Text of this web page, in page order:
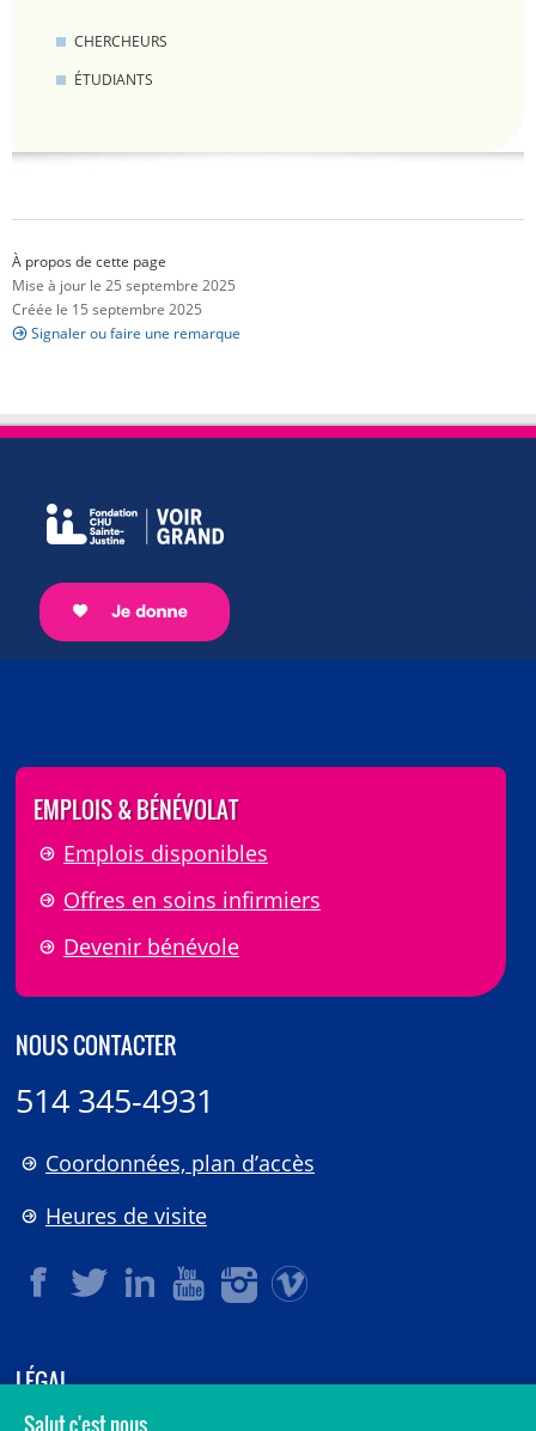
CHERCHEURS
ÉTUDIANTS
À propos de cette page
Mise à jour le 25 septembre 2025
Créée le 15 septembre 2025
Signaler ou faire une remarque
EMPLOIS & BÉNÉVOLAT
Emplois disponibles
Offres en soins infirmiers
Devenir bénévole
NOUS CONTACTER
514 345-4931
Coordonnées, plan d’accès
Heures de visite
LÉGAL
© 2006-2026CHU Sainte-Justine.